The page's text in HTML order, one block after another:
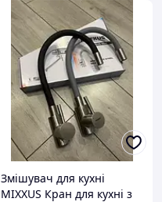
Змішувач для кухні
MIXXUS Кран для кухні з